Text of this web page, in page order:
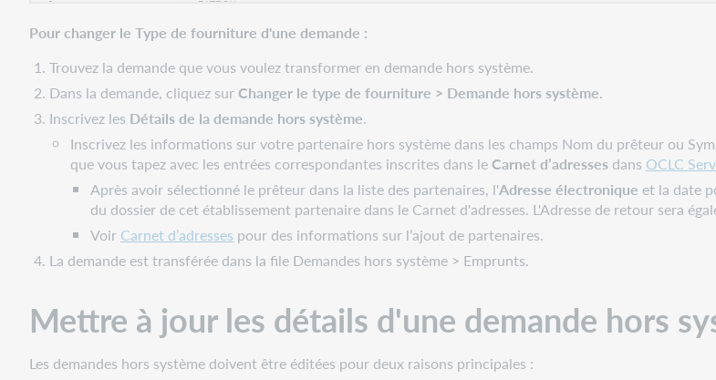
existante
ou
modifier
une
destinée
au
personnel
Modifier
l'état
d'une
système
un
Pour changer le Type de fourniture d'une demande :
Trouvez la demande que vous voulez transformer en demande hors système.
Dans la demande, cliquez surChanger le type de fourniture > Demande hors système.
Inscrivez les Détails de la demande hors système.
Inscrivez les informations sur votre partenaire hors système dans les champs Nom du prêteur ou
que vous tapez avec les entrées correspondantes inscrites dans leCarnet d’adressesdans OCLC
Après avoir sélectionné le prêteur dans la liste des partenaires, l'Adresse électronique et la date
du dossier de cet établissement partenaire dans le Carnet d'adresses. L'Adresse de retour sera
Voir Carnet d’adresses pour des informations sur l’ajout de partenaires.
La demande est transférée dans la file Demandes hors système > Emprunts.
Mettre à jour les détails d'une demande hors
Les demandes hors système doivent être éditées pour deux raisons principales :